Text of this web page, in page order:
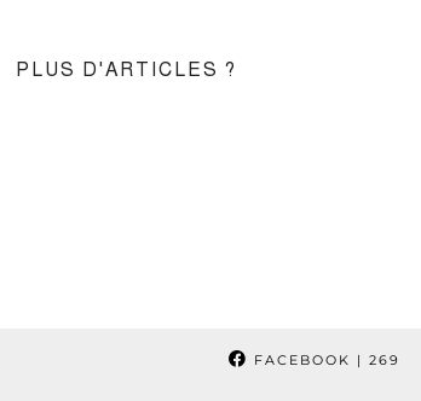
PLUS D'ARTICLES ?
FACEBOOK | 269